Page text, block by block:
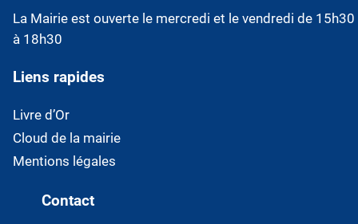
La Mairie est ouverte le mercredi et le vendredi de 15h30
à 18h30
Liens rapides
Livre d’Or
Cloud de la mairie
Mentions légales
Contact